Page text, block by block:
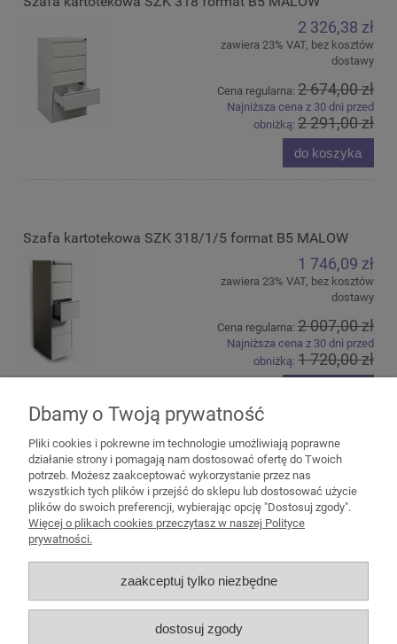
2 326,38 zł
zawiera 23% VAT, bez kosztów
dostawy
Cena regularna: 2 674,00 zł
Najniższa cena z 30 dni przed
obniżką: 2 291,00 zł
do koszyka
Szafa kartotekowa SZK 318/1/5 format B5 MALOW
1 746,09 zł
zawiera 23% VAT, bez kosztów
dostawy
Cena regularna: 2 007,00 zł
Najniższa cena z 30 dni przed
obniżką: 1 720,00 zł
Pomoc
Moje konto
Płatności i dostawa
Dbamy o Twoją prywatność
Pliki cookies i pokrewne im technologie umożliwiają poprawne
działanie strony i pomagają nam dostosować ofertę do Twoich
potrzeb. Możesz zaakceptować wykorzystanie przez nas
wszystkich tych plików i przejść do sklepu lub dostosować użycie
plików do swoich preferencji, wybierając opcję "Dostosuj zgody".
Więcej o plikach cookies przeczytasz w naszej Polityce
prywatności.
zaakceptuj tylko niezbędne
dostosuj zgody